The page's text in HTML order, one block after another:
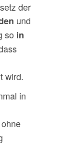
der
und
so in
wird.
in